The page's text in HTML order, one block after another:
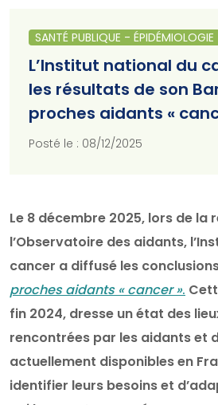
SANTÉ PUBLIQUE - ÉPIDÉMIOLOGIE
L’Institut national du
les résultats de son
proches aidants «
Posté le : 08/12/2025
Le 8 décembre 2025, lors de la
l’Observatoire des aidants,
cancer a diffusé les
proches aidants « cancer ».
fin 2024, dresse un état des
rencontrées par les aidants et
actuellement disponibles en
identifier leurs besoins et